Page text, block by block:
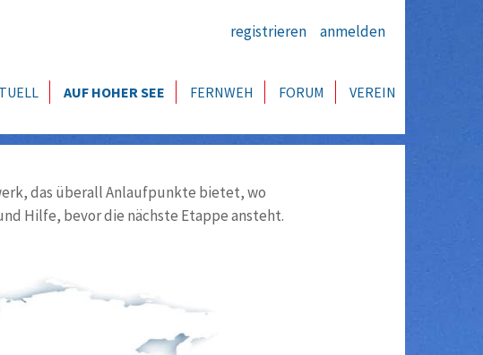
registrieren anmelden
AUF HOHER SEE FERNWEH FORUM VEREIN
das überall Anlaufpunkte bietet, wo
Hilfe, bevor die nächste Etappe ansteht.